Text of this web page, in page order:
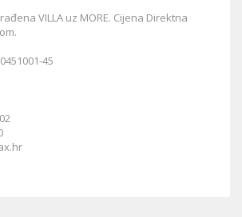
VILLA uz MORE. Cijena Direktna
45